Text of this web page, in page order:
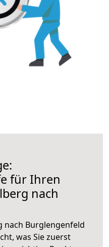
für Ihren
nach
nach Burglengenfeld
was Sie zuerst